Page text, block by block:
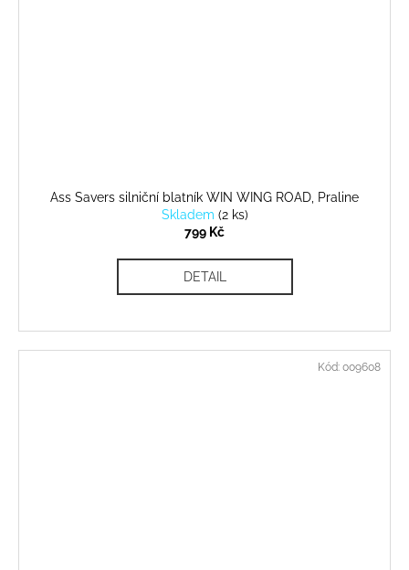
Ass Savers silniční blatník WIN WING ROAD, Praline
Skladem (2 ks)
799 Kč
DETAIL
Kód: 009608